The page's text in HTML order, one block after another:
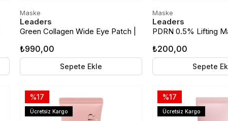
Maske
Leaders
Green Collagen Wide Eye Patch |
60 Adet
₺990,00
Sepete Ekle
Maske
Leaders
PDRN 0.5% Lifting
Maske
₺200,00
Sepete
%17
Ücretsiz Kargo
%17
Ücretsiz Kargo